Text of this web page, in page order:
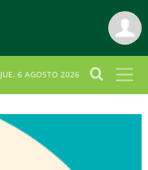
JUE. 6 AGOSTO 2026